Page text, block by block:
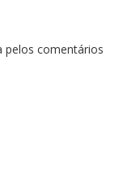
pelos comentários